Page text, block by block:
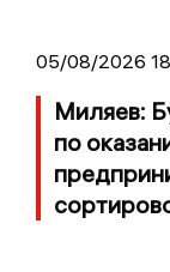
05/08/2026
Миляев:
по